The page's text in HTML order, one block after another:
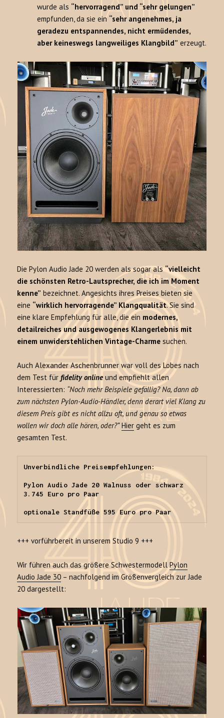
wurde als “hervorragend” und “sehr gelungen”
empfunden, da sie ein “sehr angenehmes, ja
geradezu entspannendes, nicht ermüdendes,
aber keineswegs langweiliges Klangbild” erzeugt.
Die Pylon Audio Jade 20 werden als sogar als“vielleicht
die schönsten Retro-Lautsprecher, die ich im Moment
kenne” bezeichnet. Angesichts ihres Preises bieten sie
eine “wirklich hervorragende” Klangqualität. Sie sind
eine klare Empfehlung für alle, die ein modernes,
detailreiches und ausgewogenes Klangerlebnis mit
einem unwiderstehlichen Vintage-Charme suchen.
Auch Alexander Aschenbrunner war voll des Lobes nach
dem Test fürfidelity online und empfiehlt allen
Interessierten: “Noch mehr Beispiele gefällig? Na, dann ab
zum nächsten Pylon-Audio-Händler, denn derart viel Klang zu
diesem Preis gibt es nicht allzu oft, und genau so etwas
wollen wir doch alle hören, oder?” Hier geht es zum
gesamten Test.
Unverbindliche Preisempfehlungen:
Pylon Audio Jade 20 Walnuss oder schwarz
3.745 Euro pro Paar
optionale Standfüße 595 Euro pro Paar
+++ vorführbereit in unserem Studio 9 +++
Wir führen auch das größere SchwestermodellPylon
Audio Jade 30 – nachfolgend im Größenvergleich zur Jade
20 dargestellt: